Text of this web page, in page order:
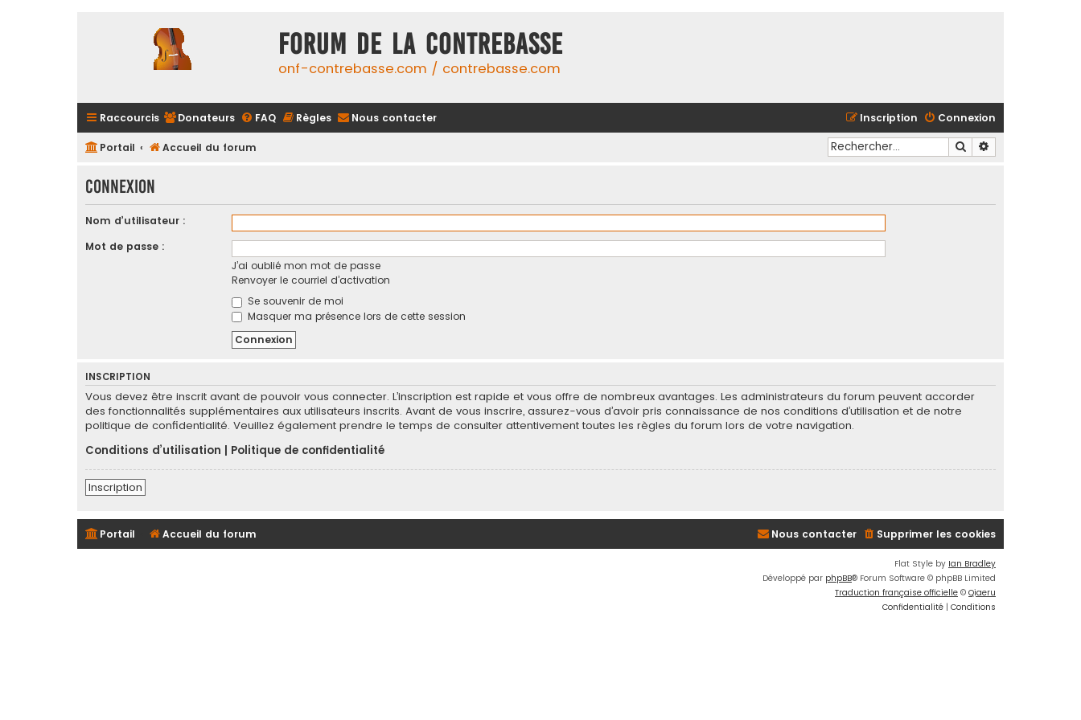
FORUM DE LA CONTREBASSE
onf-contrebasse.com / contrebasse.com
Raccourcis Donateurs FAQ Règles Nous contacter Connexion
Inscription
Portail Accueil du forum Rechercher
Connexion
Nom d’utilisateur :
Mot de passe :
J’ai oublié mon mot de passe
Renvoyer le courriel d’activation
Se souvenir de moi
Masquer ma présence lors de cette session
INSCRIPTION
Vous devez être inscrit avant de pouvoir vous connecter. L’inscription est rapide et vous offre de nombreux avantages. Les administrateurs du forum peuvent accorder
des fonctionnalités supplémentaires aux utilisateurs inscrits. Avant de vous inscrire, assurez-vous d’avoir pris connaissance de nos conditions d’utilisation et de notre
politique de confidentialité. Veuillez également prendre le temps de consulter attentivement toutes les règles du forum lors de votre navigation.
Conditions d’utilisation
Politique de confidentialité
Inscription
Portail Accueil du forum Supprimer les cookies
Nous contacter
Flat Style by Ian Bradley
Développé par phpBB® Forum Software © phpBB Limited
Traduction française officielle © Qiaeru
Confidentialité | Conditions